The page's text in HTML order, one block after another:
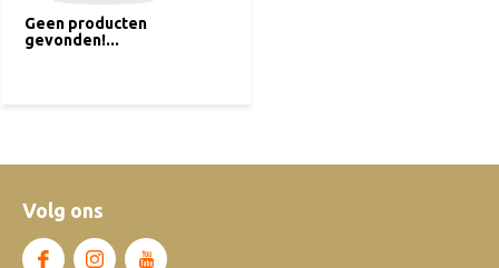
Geen producten
gevonden!...
Volg ons